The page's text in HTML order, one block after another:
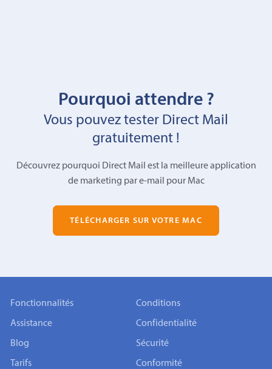
Pourquoi attendre ?
Vous pouvez tester Direct Mail
gratuitement !
Découvrez pourquoi Direct Mail est la meilleure application
de marketing par e-mail pour Mac
TÉLÉCHARGER SUR VOTRE MAC
Fonctionnalités
Assistance
Blog
Tarifs
Conditions
Confidentialité
Sécurité
Conformité